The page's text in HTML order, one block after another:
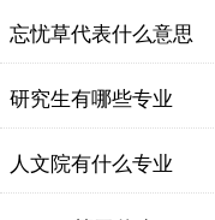
忘忧草代表什么意思
研究生有哪些专业
人文院有什么专业